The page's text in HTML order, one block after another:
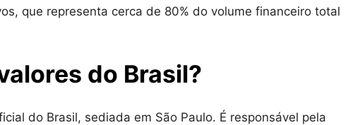
que representa cerca de 80% do volume financeiro total
do Brasil?
do Brasil, sediada em São Paulo. É responsável pela